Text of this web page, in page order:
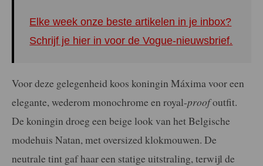
Elke week onze beste artikelen in je inbox?
Schrijf je hier in voor de Vogue-nieuwsbrief.
Voor deze gelegenheid koos koningin Máxima voor een
elegante, wederom monochrome en royal-proofoutfit.
De koningin droeg een beige look van het Belgische
modehuis Natan, met oversized klokmouwen. De
neutrale tint gaf haar een statige uitstraling, terwijl de